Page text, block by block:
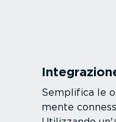
Semplifica le
mente